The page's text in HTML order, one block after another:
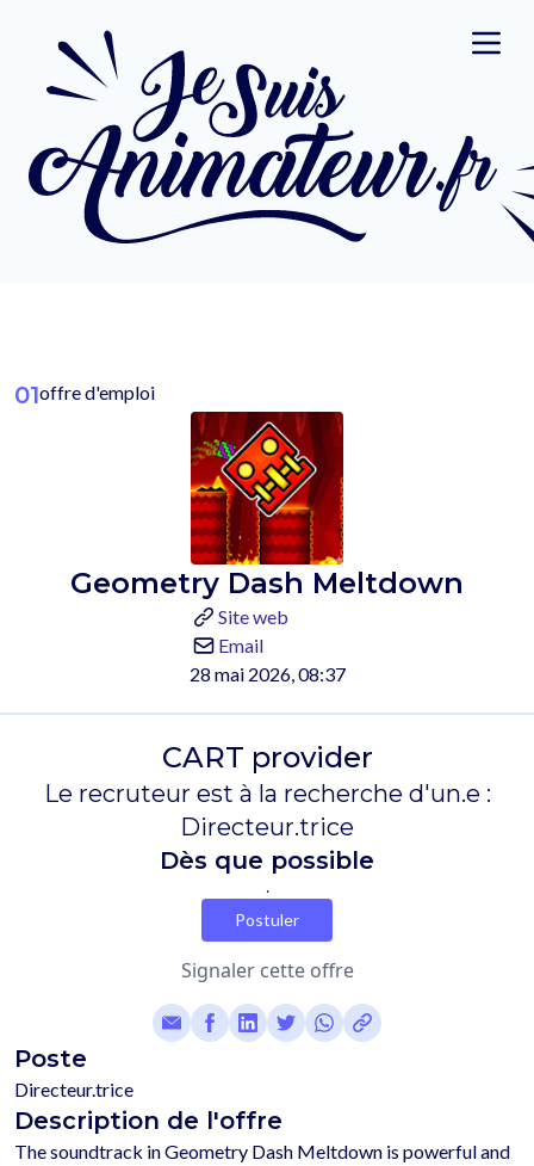
01offre d'emploi
Geometry Dash Meltdown
Site web
Email
28 mai 2026, 08:37
CART provider
Le recruteur est à la recherche d'un.e :
Directeur.trice
Dès que possible
.
Postuler
Signaler cette offre
Poste
Directeur.trice
Description de l'offre
The soundtrack in Geometry Dash Meltdown is powerful and